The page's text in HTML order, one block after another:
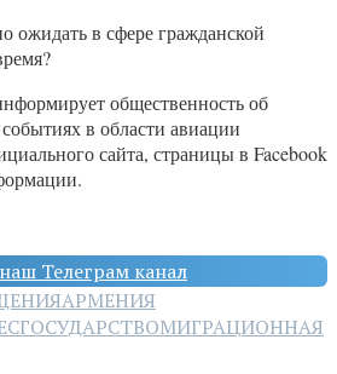
в сфере гражданской
общественность об
в области авиации
сайта, страницы в Facebook
Телеграм канал
АРМЕНИЯ
ГОСУДАРСТВОМИГРАЦИОННАЯ